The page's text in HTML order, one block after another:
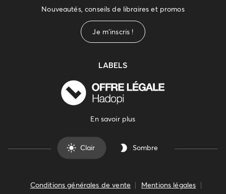
Nouveautés, conseils de libraires et promos
Je m'inscris !
LABELS
En savoir plus
Clair Sombre
Conditions générales de vente Mentions légales